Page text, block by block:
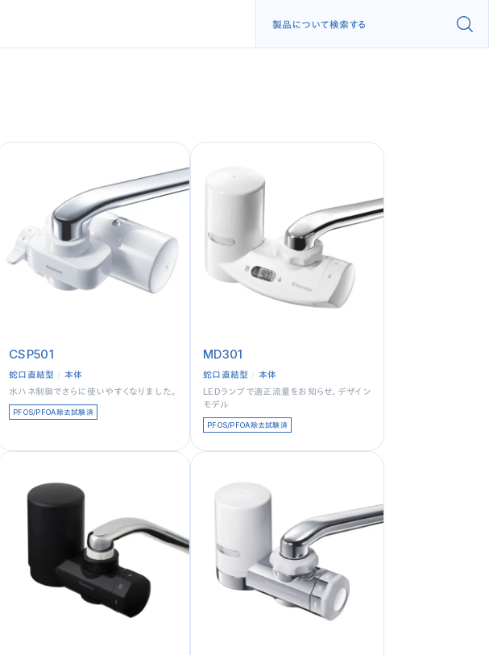
CSP501
蛇口直結型
本体
水ハネ制御でさらに使いやすくなりました。
PFOS/PFOA除去試験済
MD301
蛇口直結型
本体
LEDランプで適正流量をお知らせ、デザイン
モデル
PFOS/PFOA除去試験済